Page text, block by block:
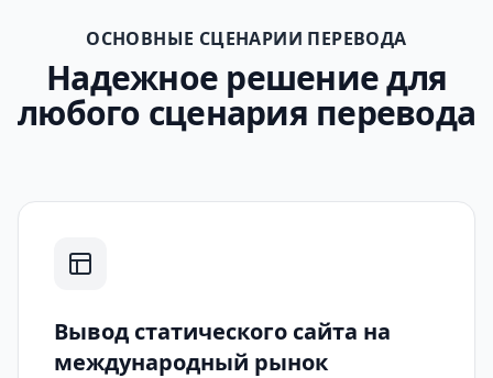
ОСНОВНЫЕ СЦЕНАРИИ ПЕРЕВОДА
Надежное решение для
любого сценария перевода
Вывод статического сайта на
международный рынок